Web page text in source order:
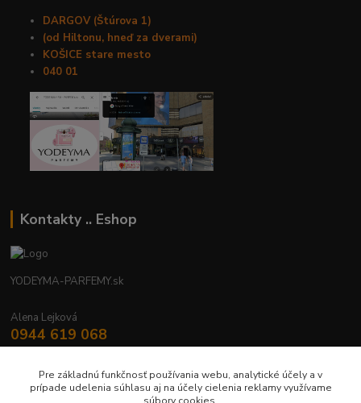
DARGOV (Štúrova 1)
(od Hiltonu, hneď za dverami)
KOŠICE stare mesto
040 01
Kontakty .. Eshop
YODEYMA-PARFEMY.sk
Alena Lejková
0944 619 068
Nonstop
yodeyma.parfemy@gmail.com
Pre základnú funkčnosť používania webu, analytické účely a v
prípade udelenia súhlasu aj na účely cielenia reklamy využívame